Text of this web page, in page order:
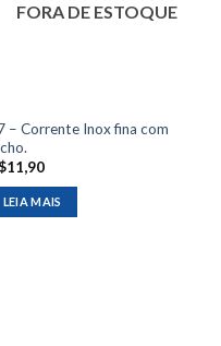
FORA DE ESTOQUE
– Corrente Inox fina com
11,90
LEIA MAIS